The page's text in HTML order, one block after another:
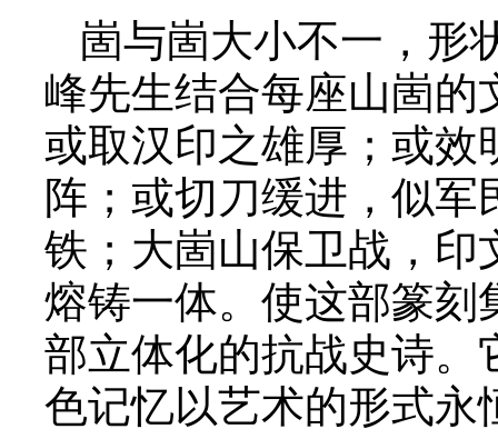
崮与崮大小不一，形
峰先生结合每座山崮
或取汉印之雄厚；或
阵；或切刀缓进，似
铁；大崮山保卫战，
熔铸一体。使这部篆
部立体化的抗战史诗
色记忆以艺术的形式